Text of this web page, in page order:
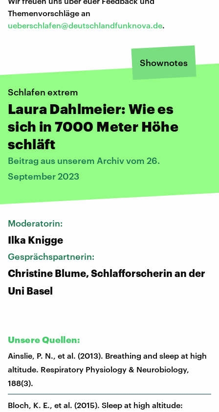
Themenvorschläge an
ueberschlafen@deutschlandfunknova.de.
Shownotes
Schlafen extrem
Laura Dahlmeier: Wie es
sich in 7000 Meter Höhe
schläft
Beitrag aus unserem Archiv vom 26.
September 2023
Moderatorin:
Ilka Knigge
Gesprächspartnerin:
Christine Blume, Schlafforscherin an der
Uni Basel
Unsere Quellen:
Ainslie, P. N., et al. (2013). Breathing and sleep at high
altitude. Respiratory Physiology & Neurobiology,
188(3).
Bloch, K. E., et al. (2015). Sleep at high altitude: